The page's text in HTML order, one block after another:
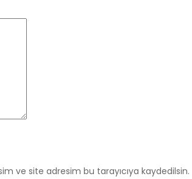
ve site adresim bu tarayıcıya kaydedilsin.